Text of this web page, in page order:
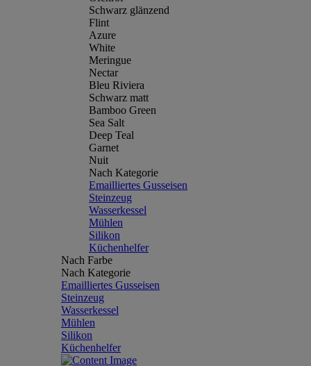
Schwarz glänzend
Flint
Azure
White
Meringue
Nectar
Bleu Riviera
Schwarz matt
Bamboo Green
Sea Salt
Deep Teal
Garnet
Nuit
Nach Kategorie
Emailliertes Gusseisen
Steinzeug
Wasserkessel
Mühlen
Silikon
Küchenhelfer
Nach Farbe
Nach Kategorie
Emailliertes Gusseisen
Steinzeug
Wasserkessel
Mühlen
Silikon
Küchenhelfer